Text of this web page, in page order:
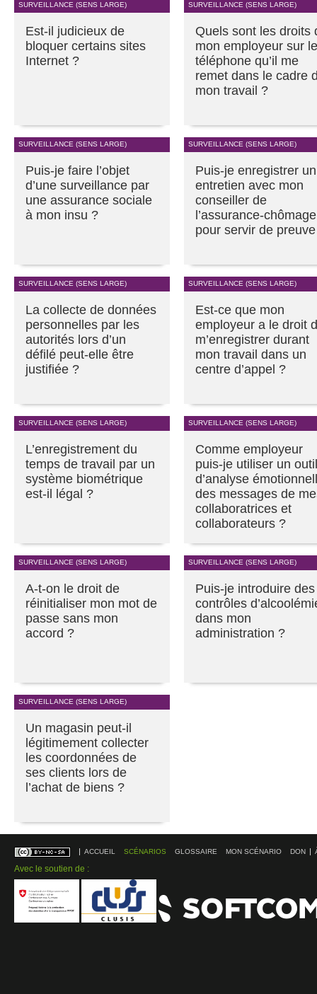
SURVEILLANCE (SENS LARGE)
Est-il judicieux de
bloquer certains sites
Internet ?
SURVEILLANCE (SENS LARGE)
Quels sont les droits
mon employeur sur le
téléphone qu’il me
remet dans le cadre
mon travail ?
SURVEILLANCE (SENS LARGE)
Puis-je faire l’objet
d’une surveillance par
une assurance sociale
à mon insu ?
SURVEILLANCE (SENS LARGE)
Puis-je enregistrer un
entretien avec mon
conseiller de
l’assurance-chômage
pour servir de
SURVEILLANCE (SENS LARGE)
La collecte de données
personnelles par les
autorités lors d’un
défilé peut-elle être
justifiée ?
SURVEILLANCE (SENS LARGE)
Est-ce que mon
employeur a le droit
m’enregistrer durant
mon travail dans un
centre d’appel ?
SURVEILLANCE (SENS LARGE)
L’enregistrement du
temps de travail par un
système biométrique
est-il légal ?
SURVEILLANCE (SENS LARGE)
Comme employeur
puis-je utiliser un outil
d’analyse
des messages de
collaboratrices et
collaborateurs ?
SURVEILLANCE (SENS LARGE)
A-t-on le droit de
réinitialiser mon mot de
passe sans mon
accord ?
SURVEILLANCE (SENS LARGE)
Puis-je introduire des
contrôles
dans mon
administration ?
SURVEILLANCE (SENS LARGE)
Un magasin peut-il
légitimement collecter
les coordonnées de
ses clients lors de
l’achat de biens ?
ACCUEIL SCÉNARIOS GLOSSAIRE MON SCÉNARIO DON
Avec le soutien de :